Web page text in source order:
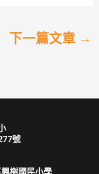
下一篇文章 →
號
樹國民小學